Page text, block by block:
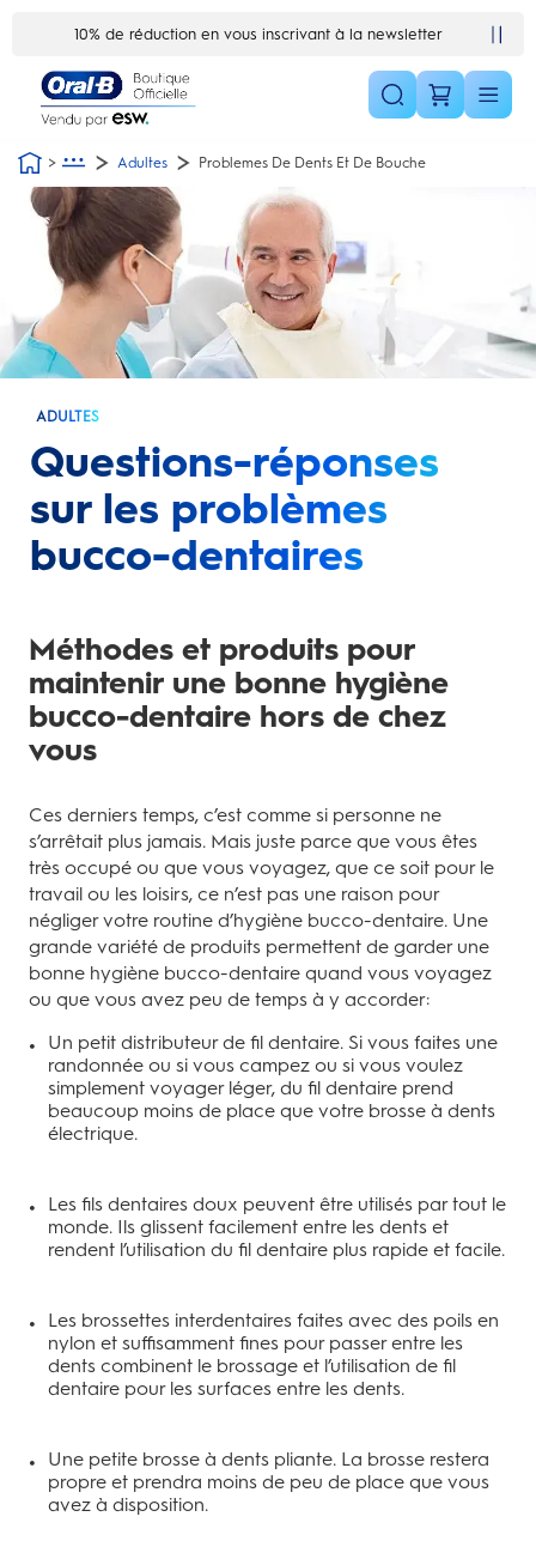
10% de réduction en vous inscrivant à la newsletter
Adultes Problemes De Dents Et De Bouche
ADULTES
Questions-réponses
sur les problèmes
bucco-dentaires
Méthodes et produits pour
maintenir une bonne hygiène
bucco-dentaire hors de chez
vous
Ces derniers temps, c’est comme si personne ne
s’arrêtait plus jamais. Mais juste parce que vous êtes
très occupé ou que vous voyagez, que ce soit pour le
travail ou les loisirs, ce n’est pas une raison pour
négliger votre routine d’hygiène bucco-dentaire. Une
grande variété de produits permettent de garder une
bonne hygiène bucco-dentaire quand vous voyagez
ou que vous avez peu de temps à y accorder:
Un petit distributeur de fil dentaire. Si vous faites une
randonnée ou si vous campez ou si vous voulez
simplement voyager léger, du fil dentaire prend
beaucoup moins de place que votre brosse à dents
électrique.
Les fils dentaires doux peuvent être utilisés par tout le
monde. Ils glissent facilement entre les dents et
rendent l’utilisation du fil dentaire plus rapide et facile.
Les brossettes interdentaires faites avec des poils en
nylon et suffisamment fines pour passer entre les
dents combinent le brossage et l’utilisation de fil
dentaire pour les surfaces entre les dents.
Une petite brosse à dents pliante. La brosse restera
propre et prendra moins de peu de place que vous
avez à disposition.